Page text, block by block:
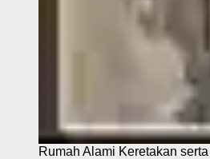
Rumah Alami Keretakan